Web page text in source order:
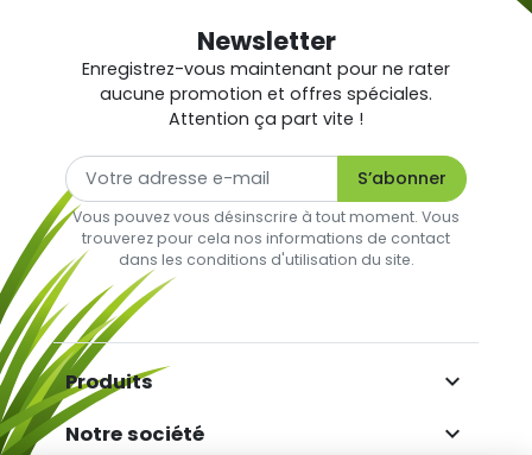
Newsletter
Enregistrez-vous maintenant pour ne rater
aucune promotion et offres spéciales.
Attention ça part vite !
Vous pouvez vous désinscrire à tout moment. Vous
trouverez pour cela nos informations de contact
dans les conditions d'utilisation du site.
Produits 
Notre société 